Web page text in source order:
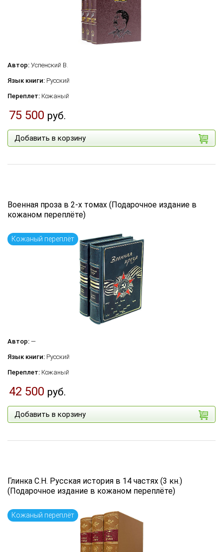
Автор: Успенский В.
Язык книги: Русский
Переплет: Кожаный
75 500 руб.
Добавить в корзину
Военная проза в 2-х томах (Подарочное издание в
кожаном переплёте)
Кожаный переплёт
Автор: —
Язык книги: Русский
Переплет: Кожаный
42 500 руб.
Добавить в корзину
Глинка С.Н. Русская история в 14 частях (3 кн.)
(Подарочное издание в кожаном переплёте)
Кожаный переплёт